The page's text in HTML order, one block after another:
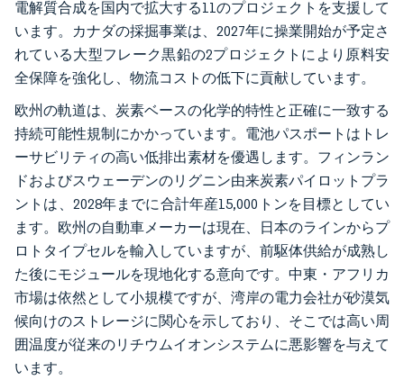
電解質合成を国内で拡大する11のプロジェクトを支援して
います。カナダの採掘事業は、2027年に操業開始が予定さ
れている大型フレーク黒鉛の2プロジェクトにより原料安
全保障を強化し、物流コストの低下に貢献しています。
欧州の軌道は、炭素ベースの化学的特性と正確に一致する
持続可能性規制にかかっています。電池パスポートはトレ
ーサビリティの高い低排出素材を優遇します。フィンラン
ドおよびスウェーデンのリグニン由来炭素パイロットプラ
ントは、2028年までに合計年産15,000トンを目標としてい
ます。欧州の自動車メーカーは現在、日本のラインからプ
ロトタイプセルを輸入していますが、前駆体供給が成熟し
た後にモジュールを現地化する意向です。中東・アフリカ
市場は依然として小規模ですが、湾岸の電力会社が砂漠気
候向けのストレージに関心を示しており、そこでは高い周
囲温度が従来のリチウムイオンシステムに悪影響を与えて
います。